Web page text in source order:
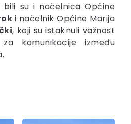
bili su i načelnica Općine
i načelnik Općine Marija
, koji su istaknuli važnost
komunikacije između